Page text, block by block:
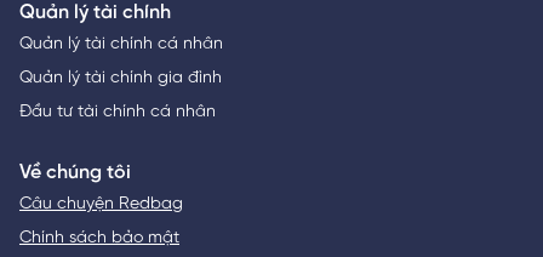
Quản lý tài chính
Quản lý tài chính cá nhân
Quản lý tài chính gia đình
Đầu tư tài chính cá nhân
Về chúng tôi
Câu chuyện Redbag
Chính sách bảo mật